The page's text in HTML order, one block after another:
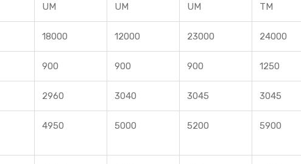
UM
UM
UM
TM
18000 12000 23000 24000
900 900 900 1250
2960 3040 3045 3045
4950 5000 5200 5900